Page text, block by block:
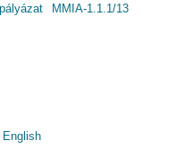
pályázat MMIA-1.1.1/13
English